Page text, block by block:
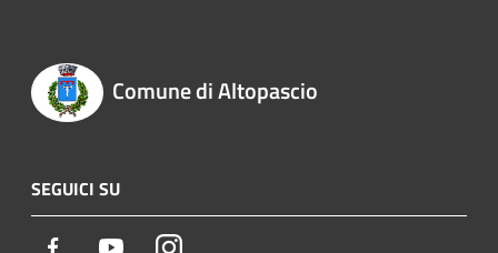
Comune di Altopascio
SEGUICI SU
Facebook YoutubeInstagram